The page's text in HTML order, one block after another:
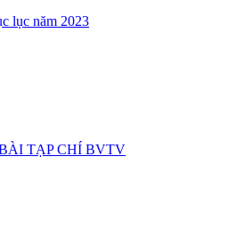
lục năm 2023
TẠP CHÍ BVTV